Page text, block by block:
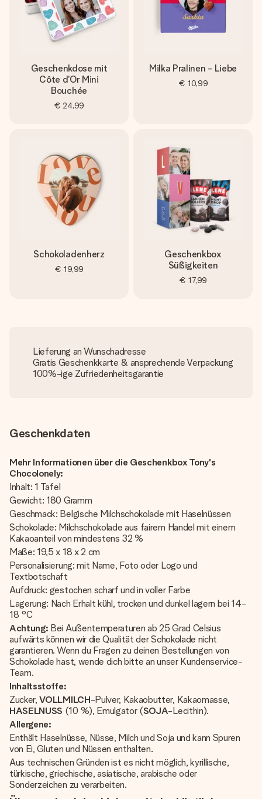
Geschenkdose mit
Côte d’Or Mini
Bouchée
€ 24,99
Milka Pralinen - Liebe
€ 10,99
Schokoladenherz
€ 19,99
Geschenkbox
Süßigkeiten
€ 17,99
Lieferung an Wunschadresse
Gratis Geschenkkarte & ansprechende Verpackung
100%-ige Zufriedenheitsgarantie
Geschenkdaten
Mehr Informationen über die Geschenkbox Tony's
Chocolonely:
Inhalt: 1 Tafel
Gewicht: 180 Gramm
Geschmack: Belgische Milchschokolade mit Haselnüssen
Schokolade: Milchschokolade aus fairem Handel mit einem
Kakaoanteil von mindestens 32 %
Maße: 19,5 x 18 x 2 cm
Personalisierung: mit Name, Foto oder Logo und
Textbotschaft
Aufdruck: gestochen scharf und in voller Farbe
Lagerung: Nach Erhalt kühl, trocken und dunkel lagern bei 14-
18 °C
Achtung: Bei Außentemperaturen ab 25 Grad Celsius
aufwärts können wir die Qualität der Schokolade nicht
garantieren. Wenn du Fragen zu deinen Bestellungen von
Schokolade hast, wende dich bitte an unser Kundenservice-
Team.
Inhaltsstoffe:
Zucker,VOLLMILCH-Pulver, Kakaobutter, Kakaomasse,
HASELNUSS (10 %), Emulgator (SOJA-Lecithin).
Allergene:
Enthält Haselnüsse, Nüsse, Milch und Soja und kann Spuren
von Ei, Gluten und Nüssen enthalten.
Aus technischen Gründen ist es nicht möglich, kyrillische,
türkische, griechische, asiatische, arabische oder
Sonderzeichen zu verarbeiten.